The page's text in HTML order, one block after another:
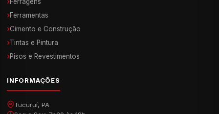
›Ferramentas
›Cimento e Construção
›Tintas e Pintura
›Pisos e Revestimentos
INFORMAÇÕES
Tucuruí, PA